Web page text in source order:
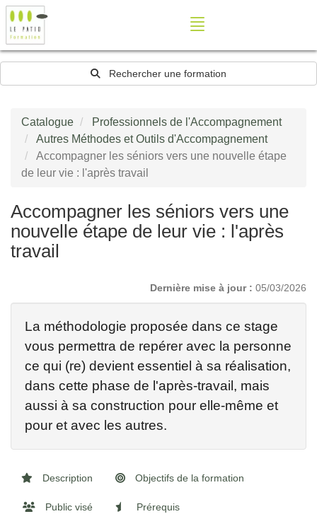
Rechercher une formation
Catalogue
Professionnels de l'Accompagnement
Autres Méthodes et Outils d'Accompagnement
Accompagner les séniors vers une nouvelle étape
de leur vie : l'après travail
Accompagner les séniors vers une
nouvelle étape de leur vie : l'après
travail
Dernière mise à jour : 05/03/2026
La méthodologie proposée dans ce stage
vous permettra de repérer avec la personne
ce qui (re) devient essentiel à sa réalisation,
dans cette phase de l'après-travail, mais
aussi à sa construction pour elle-même et
pour et avec les autres.
Description Objectifs de la formation
Public visé Prérequis